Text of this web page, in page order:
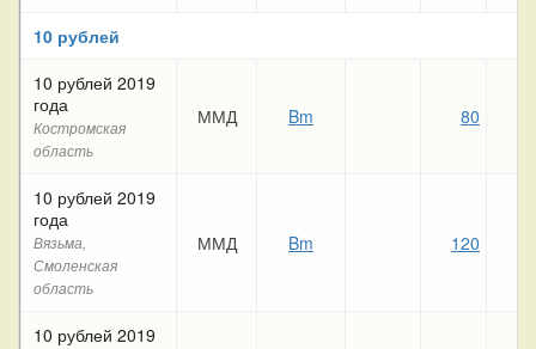
10 рублей
10 рублей 2019
года
Костромская
область
ММД Bm 80
10 рублей 2019
года
Вязьма,
Смоленская
область
ММД Bm 120
10 рублей 2019